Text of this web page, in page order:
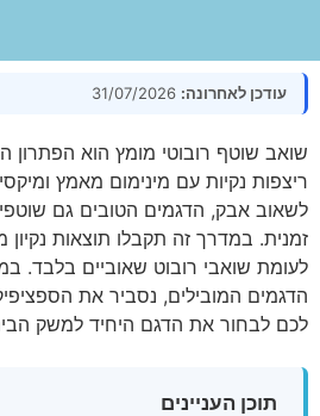
עודכן לאחרונה:
שואב שוטף רובוטי מומץ הוא הפתרון
ריצפות נקיות עם מינימום מאמץ
לשאוב אבק, הדגמים הטובים גם
זמנית. במדרך זה תקבלו תוצאות
לעומת שואבי רובוט שאוביים בלבד.
הדגמים המובילים, נסביר את
לכם לבחור את הדגם היחיד למשק
תוכן העניינים